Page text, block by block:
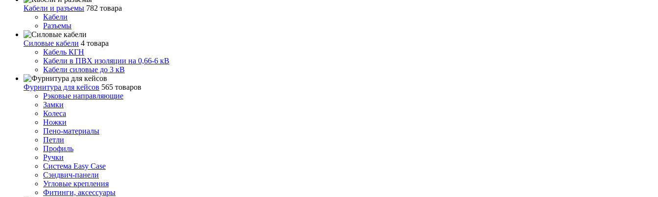
Кабели и разъемы 782 товара
Кабели
Разъемы
Силовые кабели 4 товара
Кабель КГН
Кабели в ПВХ изоляции на 0,66-6 кВ
Кабели силовые до 3 кВ
Фурнитура для кейсов 565 товаров
Рэковые направляющие
Замки
Колеса
Ножки
Пено-материалы
Петли
Профиль
Ручки
Система Easy Case
Сэндвич-панели
Угловые крепления
Фитинги, аксессуары